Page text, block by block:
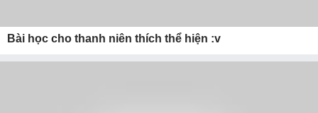
Bài học cho thanh niên thích thể hiện :v